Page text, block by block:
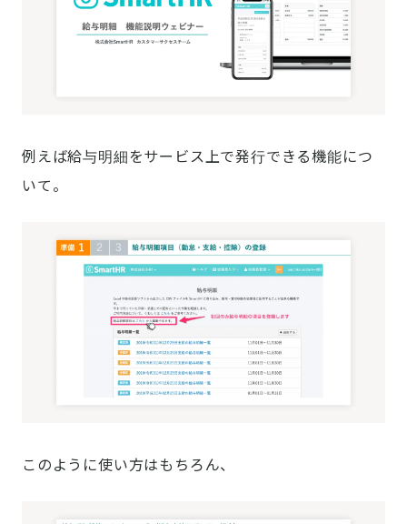
例えば給与明細をサービス上で発行できる機能につ
いて。
このように使い方はもちろん、